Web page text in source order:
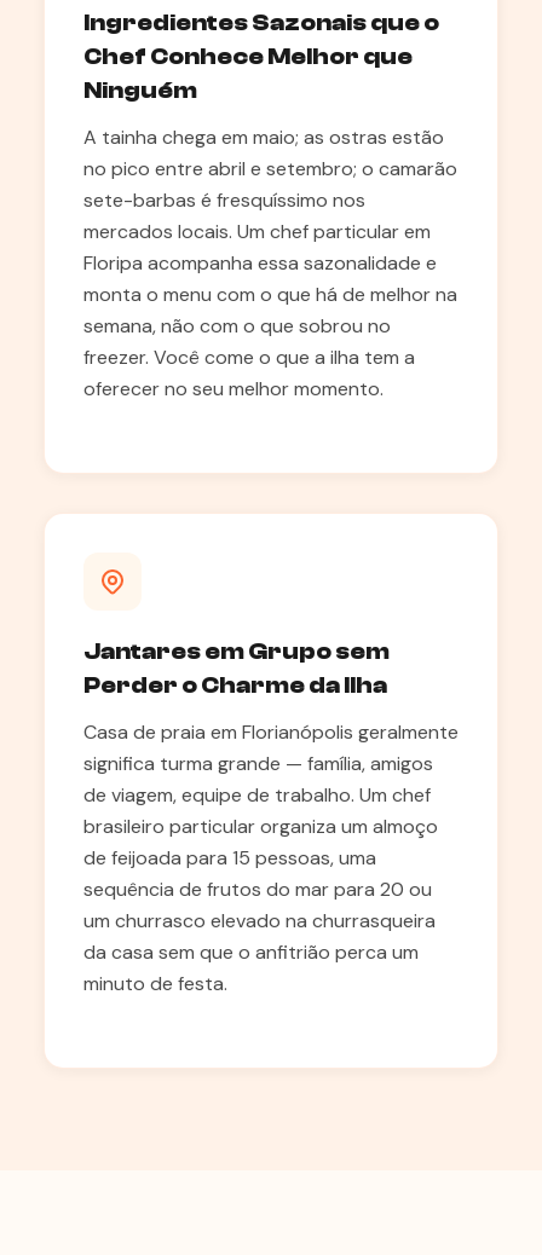
Ingredientes Sazonais que o
Chef Conhece Melhor que
Ninguém
A tainha chega em maio; as ostras estão
no pico entre abril e setembro; o camarão
sete-barbas é fresquíssimo nos
mercados locais. Um chef particular em
Floripa acompanha essa sazonalidade e
monta o menu com o que há de melhor na
semana, não com o que sobrou no
freezer. Você come o que a ilha tem a
oferecer no seu melhor momento.
Jantares em Grupo sem
Perder o Charme da Ilha
Casa de praia em Florianópolis geralmente
significa turma grande — família, amigos
de viagem, equipe de trabalho. Um chef
brasileiro particular organiza um almoço
de feijoada para 15 pessoas, uma
sequência de frutos do mar para 20 ou
um churrasco elevado na churrasqueira
da casa sem que o anfitrião perca um
minuto de festa.